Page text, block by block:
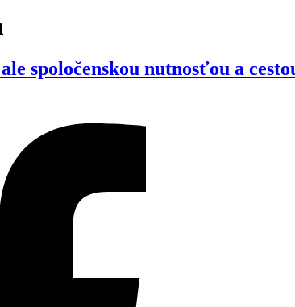
spoločenskou nutnosťou a